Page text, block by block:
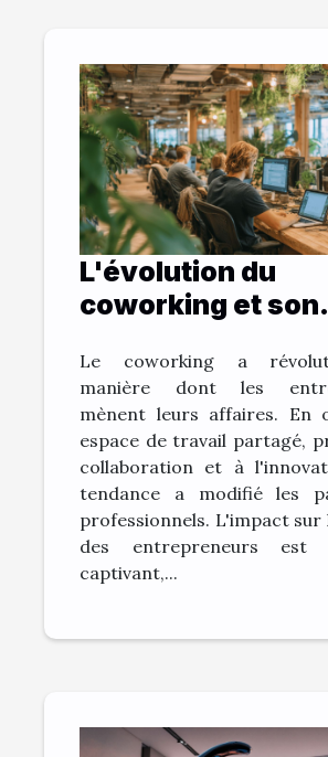
L'évolution du
coworking et son
des
Le coworking a
manière dont les
mènent leurs affaires. En
espace de travail partagé,
collaboration et à
tendance a modifié les
professionnels. L'impact
des entrepreneurs est
captivant,...